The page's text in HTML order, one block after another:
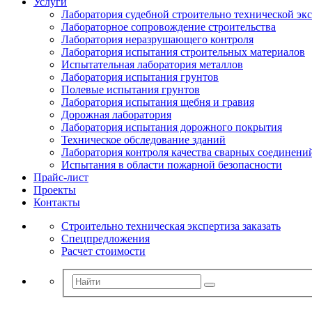
Лаборатория судебной строительно технической
Лабораторное сопровождение строительства
Лаборатория неразрушающего контроля
Лаборатория испытания строительных материалов
Испытательная лаборатория металлов
Лаборатория испытания грунтов
Полевые испытания грунтов
Лаборатория испытания щебня и гравия
Дорожная лаборатория
Лаборатория испытания дорожного покрытия
Техническое обследование зданий
Лаборатория контроля качества сварных
Испытания в области пожарной безопасности
Прайс-лист
Проекты
Контакты
Строительно техническая экспертиза заказать
Спецпредложения
Расчет стоимости